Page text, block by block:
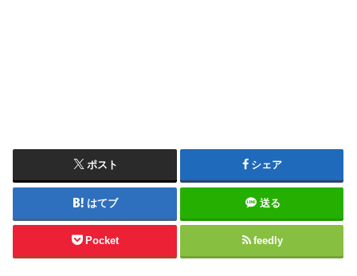
ポスト シェア
はてブ 送る
Pocket feedly